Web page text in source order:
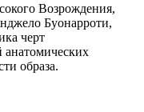
Возрождения,
Буонарроти,
черт
анатомических
образа.